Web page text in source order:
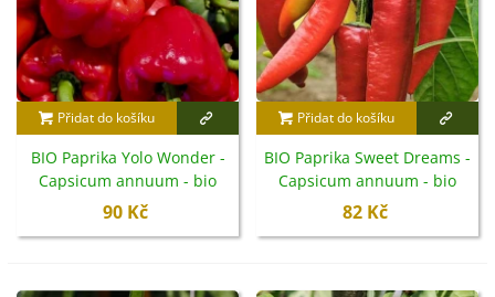
Přidat do košíku
BIO Paprika Yolo Wonder -
Capsicum annuum - bio
semena - 10 ks
90 Kč
Přidat do košíku
BIO Paprika Sweet Dreams -
Capsicum annuum - bio
semena - 10 ks
82 Kč